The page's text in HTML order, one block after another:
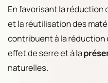
En favorisant la réduction
et la réutilisation des
contribuent à la réduction
effet de serre et à la
naturelles.